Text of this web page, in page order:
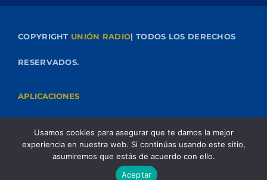
COPYRIGHT UNIÓN RADIO| TODOS LOS DERECHOS
RESERVADOS.
APLICACIONES
Usamos cookies para asegurar que te damos la mejor
experiencia en nuestra web. Si continúas usando este sitio,
asumiremos que estás de acuerdo con ello.
Aceptar